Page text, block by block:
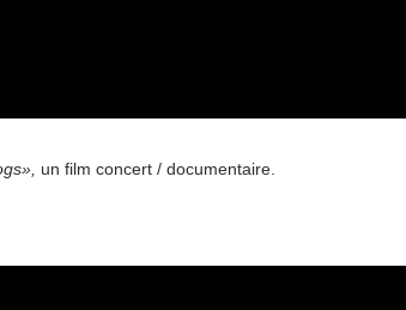
un film concert / documentaire.